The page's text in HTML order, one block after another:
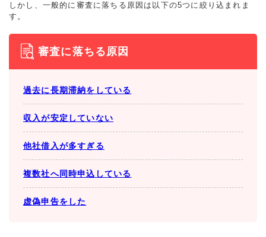
しかし、一般的に審査に落ちる原因は以下の5つに絞り込まれま
す。
審査に落ちる原因
過去に長期滞納をしている
収入が安定していない
他社借入が多すぎる
複数社へ同時申込している
虚偽申告をした